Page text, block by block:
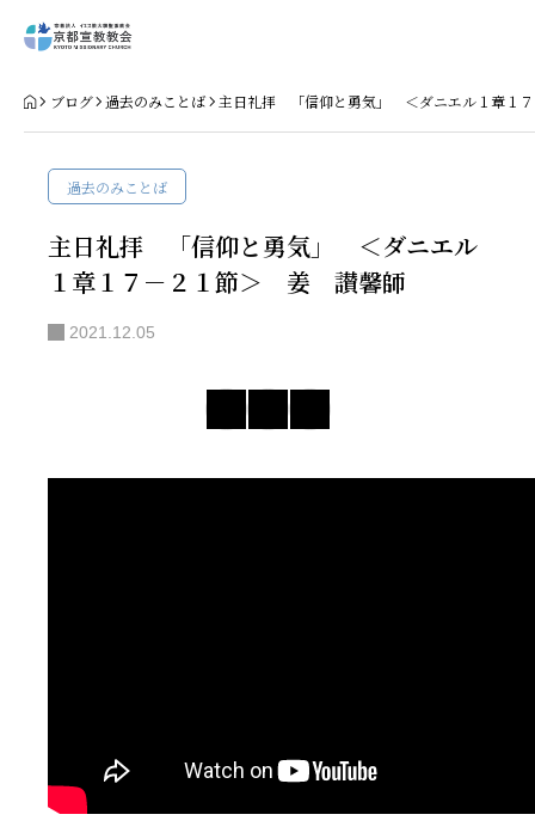
Home
牧師コラム
聖殿建築
ブログ 過去のみことば 主日礼拝 「信仰と勇気」 ＜ダニエル１章１
過去のみことば
主日礼拝 「信仰と勇気」 ＜ダニエル
１章１７－２１節＞ 姜 讃馨師
2021.12.05